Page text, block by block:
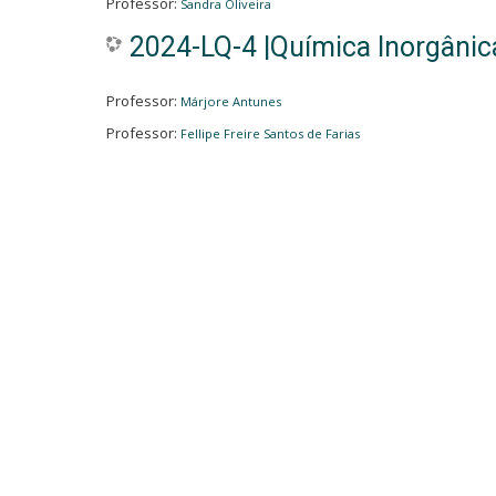
Sandra Oliveira
2024-LQ-4 |Química
Professor: Márjore Antunes
Professor: Fellipe Freire Santos de Farias